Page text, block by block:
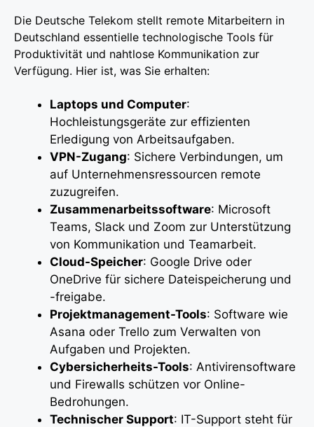
Die Deutsche Telekom stellt remote Mitarbeitern in
Deutschland essentielle technologische Tools für
Produktivität und nahtlose Kommunikation zur
Verfügung. Hier ist, was Sie erhalten:
Laptops und Computer:
Hochleistungsgeräte zur effizienten
Erledigung von Arbeitsaufgaben.
VPN-Zugang: Sichere Verbindungen, um
auf Unternehmensressourcen remote
zuzugreifen.
Zusammenarbeitssoftware: Microsoft
Teams, Slack und Zoom zur Unterstützung
von Kommunikation und Teamarbeit.
Cloud-Speicher: Google Drive oder
OneDrive für sichere Dateispeicherung und
-freigabe.
Projektmanagement-Tools: Software wie
Asana oder Trello zum Verwalten von
Aufgaben und Projekten.
Cybersicherheits-Tools: Antivirensoftware
und Firewalls schützen vor Online-
Bedrohungen.
Technischer Support: IT-Support steht für